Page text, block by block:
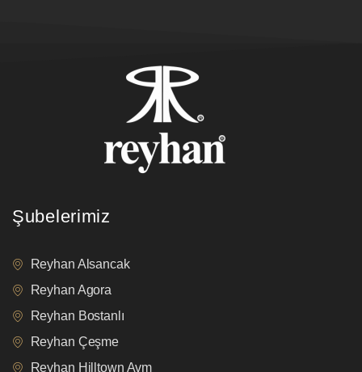
Şubelerimiz
Reyhan Alsancak
Reyhan Agora
Reyhan Bostanlı
Reyhan Çeşme
Reyhan Hilltown Avm